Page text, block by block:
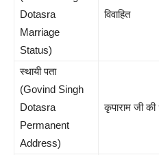
Dotasra
Marriage
Status)
विवाहित
स्थायी पता
(Govind Singh
Dotasra
Permanent
Address)
कृपाराम जी